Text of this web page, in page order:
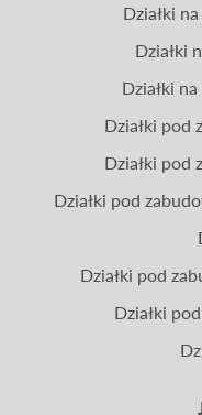
Działki
Działki
Działki
Działki pod
Działki pod
Działki pod
Działki pod
Działki